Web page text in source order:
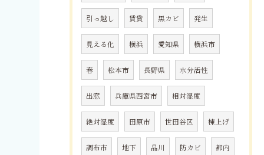
引っ越し 賃貸 黒カビ 発生
見える化 横浜 愛知県 横浜市
春 松本市 長野県 水分活性
出窓 兵庫県西宮市 相対湿度
絶対湿度 田原市 世田谷区 棟上げ
調布市 地下 品川 防カビ 都内